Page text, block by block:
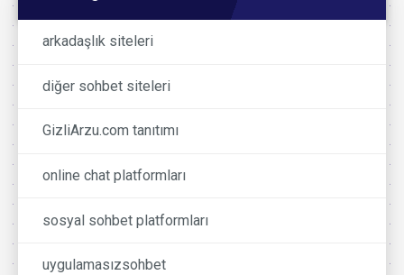
arkadaşlık siteleri
diğer sohbet siteleri
GizliArzu.com tanıtımı
online chat platformları
sosyal sohbet platformları
uygulamasızsohbet